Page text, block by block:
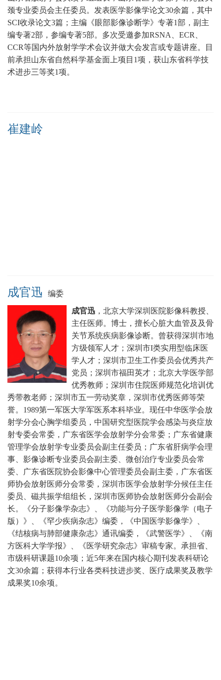
颈专业委员会主任委员。发表医学影像学论文30余篇，其中
SCI收录论文3篇；主编《眼部影像诊断学》专著1部，副主
编专著2部，参编专著5部。多次受邀参加RSNA、ECR、
CCR等国内外放射学学术会议并做大会发言或专题讲座。目
前承担山东省自然科学基金面上项目1项，获山东省科学技
术进步三等奖1项。
崔建岭
成官迅 编委
成官迅 ，北京大学深圳医院影像科教授、
主任医师。博士，擅长心脏大血管及及骨
关节系统疾病影像诊断。曾获得深圳市地
方级领军人才；深圳市I类实用型临床医
学人才；深圳市卫生工作委员会优秀共产
党员；深圳市福田英才；北京大学医学部
优秀教师；深圳市住院医师规范化培训优
秀带教老师；深圳市五一劳动奖章，深圳市优秀医师等荣
誉。1989第一军医大学军医系本科毕业。现任中华医学会放
射学分会心胸学组委员，中国研究型医院学会感染与炎症放
射专委会常委，广东省医学会放射学分会常委；广东省健康
管理学会放射学专业委员会副主任委员；广东省肝病学会理
事、影像诊断专业委员会副主委、微创治疗专业委员会常
委、广东省医院协会影像中心管理委员会副主委，广东省医
师协会放射医师分会常委，深圳市医学会放射学分候任主任
委员、磁共振学组组长，深圳市医师协会放射医师分会副会
长。《分子影像学杂志》、《功能与分子医学影像学（电子
版）》、《罕少疾病杂志》编委，《中国医学影像学》、
《结核病与肺部健康杂志》通讯编委，《武警医学》、《南
方医科大学学报》、《医学研究杂志》审稿专家。承担省、
市级科研课题10余项；近5年来在国内核心期刊发表科研论
文30余篇；获得本行业各类科技进步奖、医疗成果奖及教学
成果奖10余项。